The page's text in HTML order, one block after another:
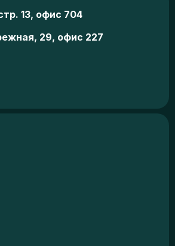
13, офис 704
29, офис 227